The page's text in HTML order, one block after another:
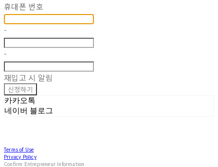
휴대폰 번호
-
-
재입고 시 알림
신청하기
카카오톡
네이버 블로그
Terms of Use
Privacy Policy
Confirm Entrepreneur Information